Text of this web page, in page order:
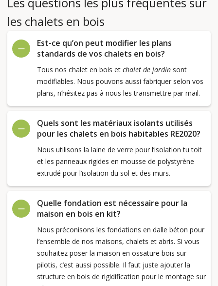
les chalets en bois
Est-ce qu’on peut modifier les plans
standards de vos chalets en bois?
Tous nos chalet en bois et chalet de jardinsont
modifiables. Nous pouvons aussi fabriquer selon vos
plans, n’hésitez pas à nous les transmettre par mail.
Quels sont les matériaux isolants utilisés
pour les chalets en bois habitables RE2020?
Nous utilisons la laine de verre pour l’isolation tu toit
et les panneaux rigides en mousse de polystyrène
extrudé pour l’isolation du sol et des murs.
Quelle fondation est nécessaire pour la
maison en bois en kit?
Nous préconisons les fondations en dalle béton pour
l’ensemble de nos maisons, chalets et abris. Si vous
souhaitez poser la maison en ossature bois sur
pilotis, c’est aussi possible. Il faut juste ajouter la
structure en bois de rigidification pour le montage sur